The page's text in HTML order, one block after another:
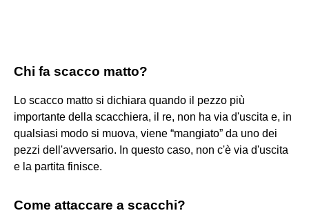
Chi fa scacco matto?
Lo scacco matto si dichiara quando il pezzo più
importante della scacchiera, il re, non ha via d'uscita e, in
qualsiasi modo si muova, viene “mangiato” da uno dei
pezzi dell'avversario. In questo caso, non c'è via d'uscita
e la partita finisce.
Come attaccare a scacchi?